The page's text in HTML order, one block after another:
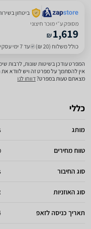
ביטחון
מסופק ע״י מוכר חיצוני
₪1,619
כולל משלוח (20 ₪) עד 7 ימי עסקים
המפרט עודכן בשיטות שונות, לרבות
אין להסתמך על מפרט זה ויש לוודא
מצאתם טעות במפרט?דווחו לנו
כללי
מותג
טווח מחירים
סוג החיבור
סוג האוזניות
תאריך כניסה לזאפ